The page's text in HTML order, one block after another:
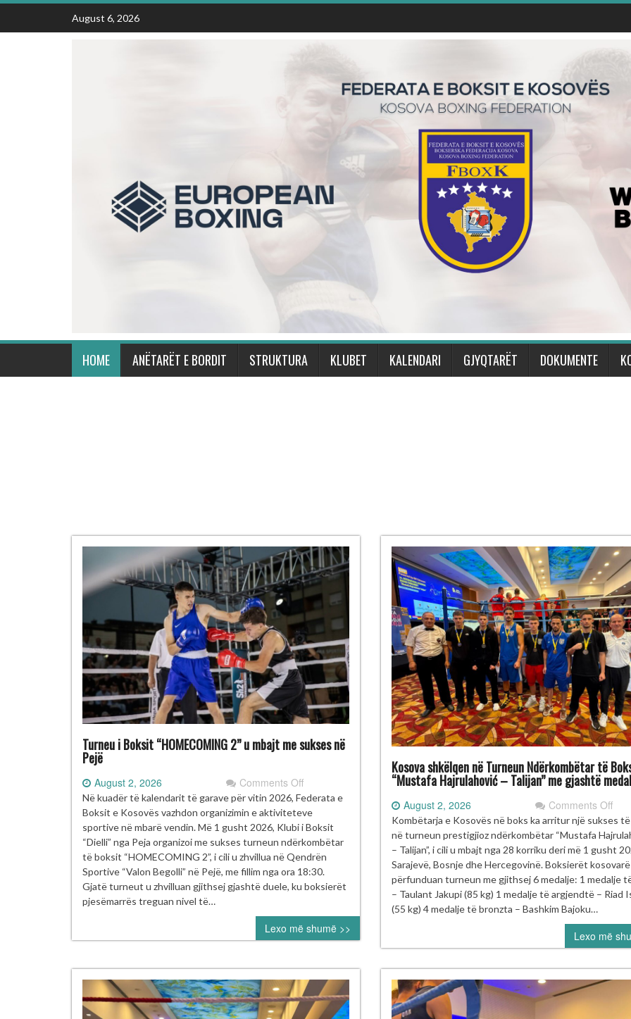
Skip
content
August 6, 2026
HOME ANËTARËT E BORDIT STRUKTURA KLUBET KALENDARI GJYQTARËT DOKUMENTE
Turneu i Boksit “HOMECOMING 2” u mbajt me sukses në
Pejë
August 2, 2026 Comments Offon
Turneu
i
Boksit
“HOMECOMING
2”
u
mbajt
sukses
në
Pejë
Në kuadër të kalendarit të garave për vitin 2026, Federata e
Boksit e Kosovës vazhdon organizimin e aktiviteteve
sportive në mbarë vendin. Më 1 gusht 2026, Klubi i Boksit
“Dielli” nga Peja organizoi me sukses turneun ndërkombëtar
të boksit “HOMECOMING 2”, i cili u zhvillua në Qendrën
Sportive “Valon Begolli” në Pejë, me fillim nga ora 18:30.
Gjatë turneut u zhvilluan gjithsej gjashtë duele, ku boksierët
pjesëmarrës treguan nivel të…
Lexo më shumë >>
Kosova shkëlqen në Turneun Ndërkombëtar të
“Mustafa Hajrulahović – Talijan” me gjashtë
August 2, 2026 Comments Offon
në
të
–
me
Kombëtarja e Kosovës në boks ka arritur një sukses të
në turneun prestigjioz ndërkombëtar “Mustafa
– Talijan”, i cili u mbajt nga 28 korriku deri më 1 gusht
Sarajevë, Bosnje dhe Hercegovinë. Boksierët
përfunduan turneun me gjithsej 6 medalje: 1 medalje
– Taulant Jakupi (85 kg) 1 medalje të argjendtë – Riad
(55 kg) 4 medalje të bronzta – Bashkim Bajoku…
Lexo më